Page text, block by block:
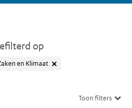
op
en Klimaat
Toon filters